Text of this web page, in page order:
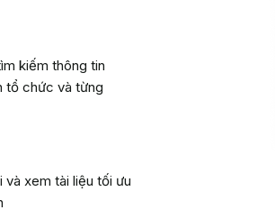
kiếm thông tin
tổ chức và từng
và xem tài liệu tối ưu